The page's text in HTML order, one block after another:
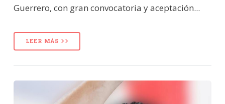
Guerrero, con gran convocatoria y aceptación...
LEER MÁS